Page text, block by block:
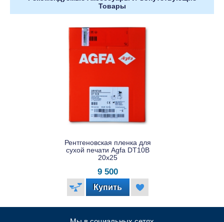
Товары
Рентгеновская пленка для
сухой печати Agfa DT10B
20x25
9 500